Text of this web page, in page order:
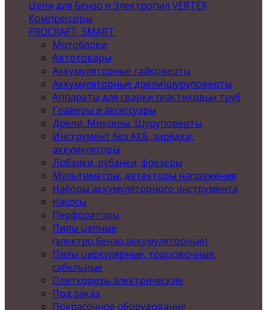
Цепи для Бензо и Электропил VERTEX
Компрессоры
PROCRAFT, SMART
Мотоблоки
Автотовары
Аккумуляторные гайковерты
Аккумуляторные дрели\шуруповерты
Аппараты для сварки пластиковых труб
Граверы и аксессуары
Дрели, Миксеры, Шуруповерты
Инструмент без АКБ ,зарядки,
аккумуляторы
Лобзики, рубанки, фрезеры
Мультиметры, детекторы напряжения
Наборы аккумуляторного инструмента
Насосы
Перфораторы
Пилы цепные
(электро,бензо,аккумуляторные)
Пилы циркулярные, торцовочные,
сабельные
Плиткорезы электрические
Под заказ
Покрасочное оборудование